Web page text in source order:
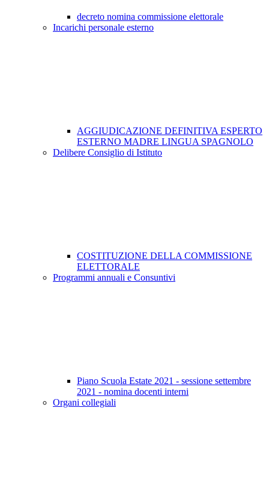
decreto nomina commissione elettorale
Incarichi personale esterno
AGGIUDICAZIONE DEFINITIVA ESPERTO
ESTERNO MADRE LINGUA SPAGNOLO
Delibere Consiglio di Istituto
COSTITUZIONE DELLA COMMISSIONE
ELETTORALE
Programmi annuali e Consuntivi
Piano Scuola Estate 2021 - sessione settembre
2021 - nomina docenti interni
Organi collegiali